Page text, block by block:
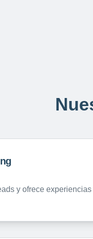
y ofrece experiencias